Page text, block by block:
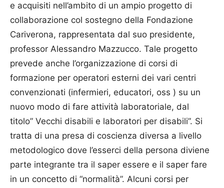
e acquisiti nell’ambito di un ampio progetto di
collaborazione col sostegno della Fondazione
Cariverona, rappresentata dal suo presidente,
professor Alessandro Mazzucco. Tale progetto
prevede anche l’organizzazione di corsi di
formazione per operatori esterni dei vari centri
convenzionati (infermieri, educatori, oss ) su un
nuovo modo di fare attività laboratoriale, dal
titolo” Vecchi disabili e laboratori per disabili”. Si
tratta di una presa di coscienza diversa a livello
metodologico dove l’esserci della persona diviene
parte integrante tra il saper essere e il saper fare
in un concetto di “normalità”. Alcuni corsi per